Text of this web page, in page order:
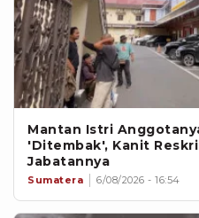
Mantan Istri
'Ditembak', Kanit
Jabatannya
Sumatera 6/08/2026 - 16:54